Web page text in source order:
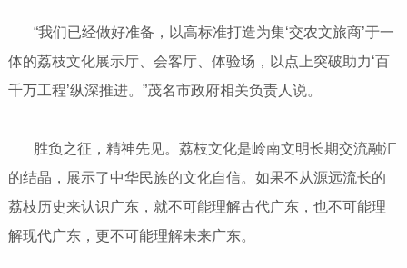
“我们已经做好准备，以高标准打造为集‘交农文旅商’于一
体的荔枝文化展示厅、会客厅、体验场，以点上突破助力‘百
千万工程’纵深推进。”茂名市政府相关负责人说。
胜负之征，精神先见。荔枝文化是岭南文明长期交流融汇
的结晶，展示了中华民族的文化自信。如果不从源远流长的
荔枝历史来认识广东，就不可能理解古代广东，也不可能理
解现代广东，更不可能理解未来广东。